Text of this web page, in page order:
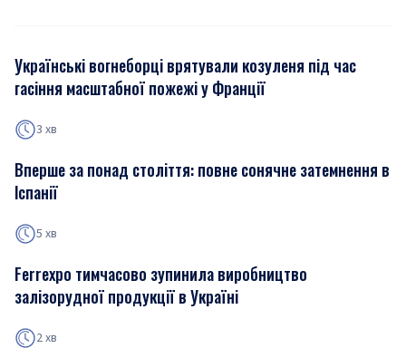
Українські вогнеборці врятували козуленя під час
гасіння масштабної пожежі у Франції
3 хв
Вперше за понад століття: повне сонячне затемнення в
Іспанії
5 хв
Ferrexpo тимчасово зупинила виробництво
залізорудної продукції в Україні
2 хв